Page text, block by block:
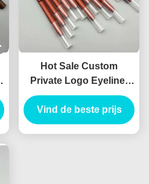
Hot Sale Custom
Private Logo Eyeliner
Potlood Container
Blister potlood Slim
Leeg Lip Liner Tube
Vind de beste prijs